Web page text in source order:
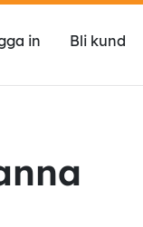
in Bli kund